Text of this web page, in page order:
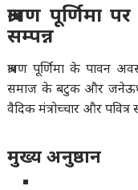
श्रावण पूर्णिमा
सम्पन्न
श्रावण पूर्णिमा के पावन
समाज के बटुक और
वैदिक मंत्रोच्चार और
मुख्य अनुष्ठान